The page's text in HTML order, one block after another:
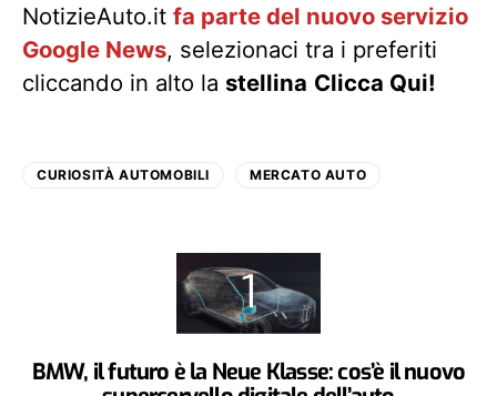
NotizieAuto.it fa parte del nuovo servizio
Google News, selezionaci tra i preferiti
cliccando in alto la stellina Clicca Qui!
CURIOSITÀ AUTOMOBILI MERCATO AUTO
BMW, il futuro è la Neue Klasse: cos’è il nuovo